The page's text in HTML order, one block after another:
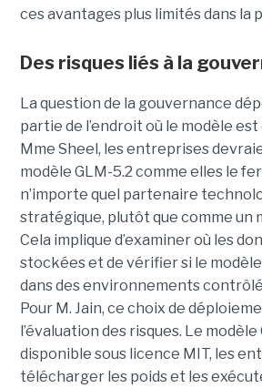
ces avantages plus limités dans la
Des risques liés à la
La question de la gouvernance
partie de l’endroit où le modèle
Mme Sheel, les entreprises
modèle GLM-5.2 comme elles le
n’importe quel partenaire
stratégique, plutôt que comme un
Cela implique d’examiner où les
stockées et de vérifier si le
dans des environnements
Pour M. Jain, ce choix de
l’évaluation des risques. Le
disponible sous licence MIT, les
télécharger les poids et les